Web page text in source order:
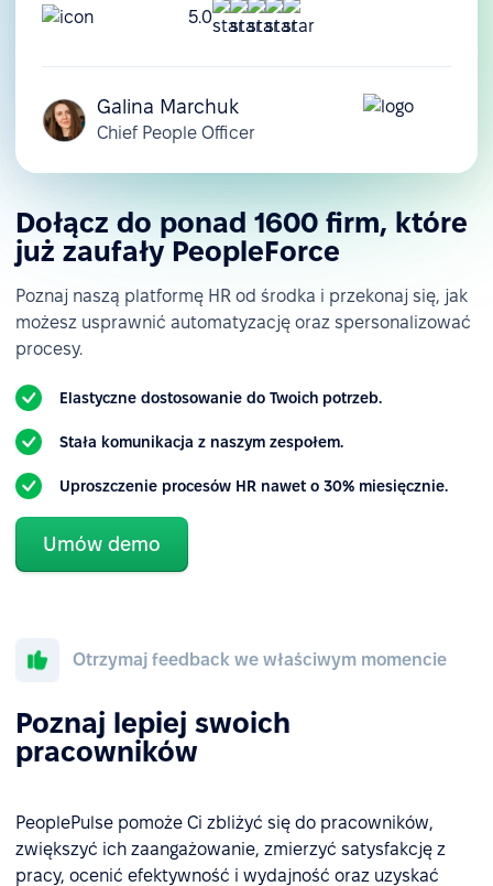
5.0
Galina Marchuk
Chief People Officer
Dołącz do ponad 1600 firm, które
już zaufały PeopleForce
Poznaj naszą platformę HR od środka i przekonaj się, jak
możesz usprawnić automatyzację oraz spersonalizować
procesy.
Elastyczne dostosowanie do Twoich potrzeb.
Stała komunikacja z naszym zespołem.
Uproszczenie procesów HR nawet o 30% miesięcznie.
Umów demo
Otrzymaj feedback we właściwym momencie
Poznaj lepiej swoich
pracowników
PeoplePulse pomoże Ci zbliżyć się do pracowników,
zwiększyć ich zaangażowanie, zmierzyć satysfakcję z
pracy, ocenić efektywność i wydajność oraz uzyskać